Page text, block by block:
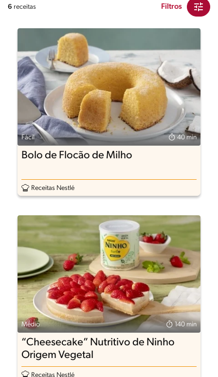
6 receitas Filtros
Fácil 40 min
Bolo de Flocão de Milho
Receitas Nestlé
Médio 140 min
“Cheesecake” Nutritivo de Ninho
Origem Vegetal
Receitas Nestlé